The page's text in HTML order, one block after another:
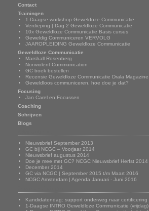
Contact
Trainingen
1-Daagse workshop Geweldoze Communicatie
Verdieping | Dag 2 Geweldloze Communicatie
10x Geweldloze Communicatie Basis cursus
Geweldig Communiceren VERVOLG
JAAROPLEIDING Geweldloze Communicatie
Geweldloze Communicatie
Marshall Rosenberg
Nonviolent Communication
GC boek bestellen
Recensie Geweldloze Communicatie Drala Magazine
Geweldloos communiceren, hoe doe je dat?
Focusing
Jan Carel en Focussen
Coaching
Schrijven
Blogs
Nieuwsbrief September 2013
GC bij NCGC – Voorjaar 2014
Nieuwsbrief augustus 2014
Doe je mee met GC? NCGC Nieuwsbrief Herfst 2014
December 2014
GC via NCGC | September 2015 t/m Maart 2016
NCGC Amsterdam | Agenda Januari - Juni 2016
Kandidatendag: support onderweg naar certificering
1-Daagse INTRO Geweldloze Communicatie (vrijdag)